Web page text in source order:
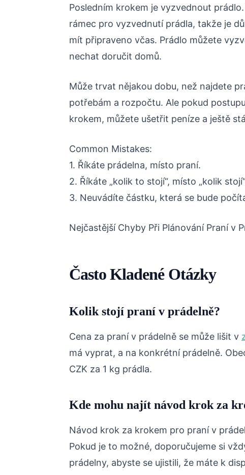
Posledním krokem je vyzvednout
rámec pro vyzvednutí prádla, takže je
mít připraveno včas. Prádlo můžete
nechat doručit domů.
Může trvat nějakou dobu, než najdete
potřebám a rozpočtu. Ale pokud
krokem, můžete ušetřit peníze a ještě
Common Mistakes:
1. Říkáte prádelna, místo praní.
2. Říkáte „kolik to stojí“, místo „kolik
3. Neuvádíte částku, která se bude
Nejčastější Chyby Při Plánování Praní v
Často Kladené Otázky
Kolik stojí praní v prádelně?
Cena za praní v prádelně se může lišit v
má vyprat, a na konkrétní prádelně.
CZK za 1 kg prádla.
Kde mohu najít návod krok za
Návod krok za krokem pro praní v
Pokud je to možné, doporučujeme si
prádelny, abyste se ujistili, že máte k